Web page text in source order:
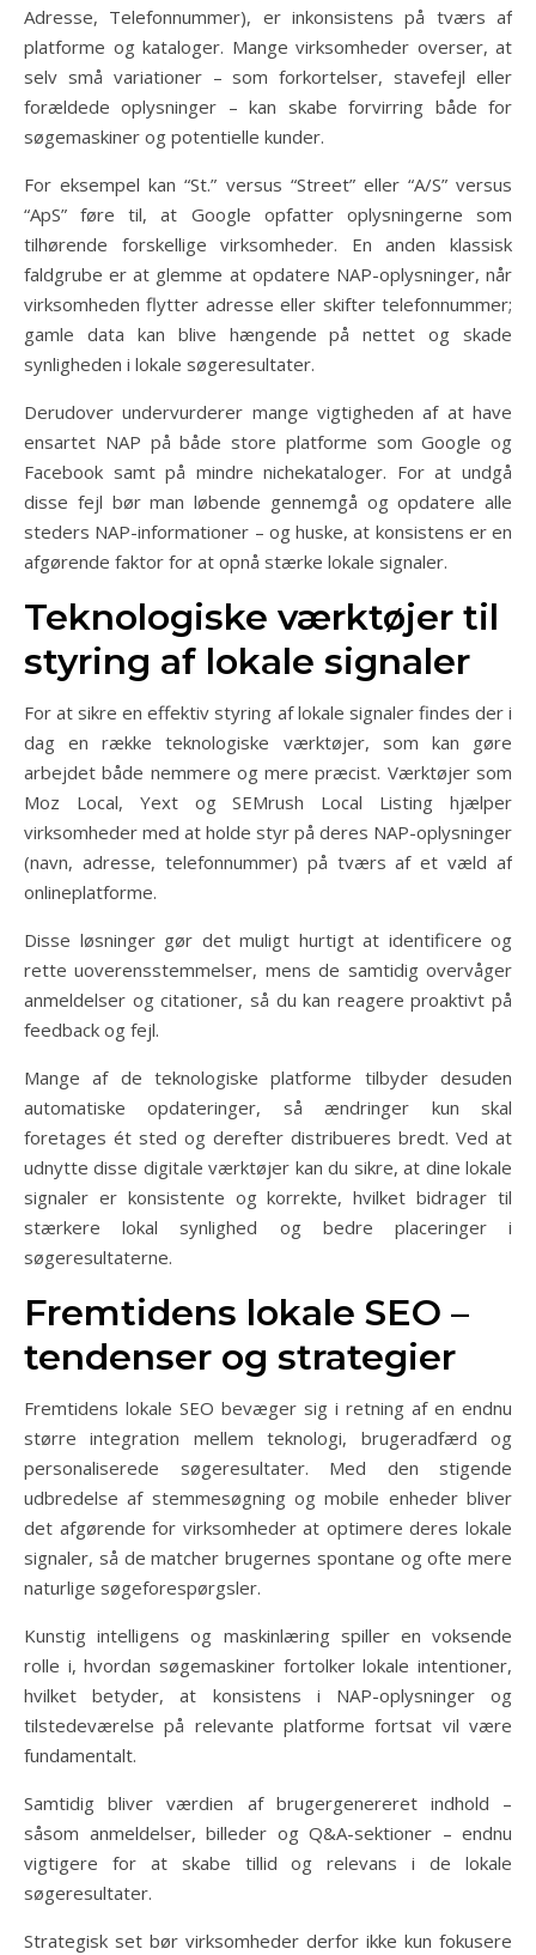
Adresse, Telefonnummer), er inkonsistens på tværs af
platforme og kataloger. Mange virksomheder overser, at
selv små variationer – som forkortelser, stavefejl eller
forældede oplysninger – kan skabe forvirring både for
søgemaskiner og potentielle kunder.
For eksempel kan “St.” versus “Street” eller “A/S” versus
“ApS” føre til, at Google opfatter oplysningerne som
tilhørende forskellige virksomheder. En anden klassisk
faldgrube er at glemme at opdatere NAP-oplysninger, når
virksomheden flytter adresse eller skifter telefonnummer;
gamle data kan blive hængende på nettet og skade
synligheden i lokale søgeresultater.
Derudover undervurderer mange vigtigheden af at have
ensartet NAP på både store platforme som Google og
Facebook samt på mindre nichekataloger. For at undgå
disse fejl bør man løbende gennemgå og opdatere alle
steders NAP-informationer – og huske, at konsistens er en
afgørende faktor for at opnå stærke lokale signaler.
Teknologiske værktøjer til
styring af lokale signaler
For at sikre en effektiv styring af lokale signaler findes der i
dag en række teknologiske værktøjer, som kan gøre
arbejdet både nemmere og mere præcist. Værktøjer som
Moz Local, Yext og SEMrush Local Listing hjælper
virksomheder med at holde styr på deres NAP-oplysninger
(navn, adresse, telefonnummer) på tværs af et væld af
onlineplatforme.
Disse løsninger gør det muligt hurtigt at identificere og
rette uoverensstemmelser, mens de samtidig overvåger
anmeldelser og citationer, så du kan reagere proaktivt på
feedback og fejl.
Mange af de teknologiske platforme tilbyder desuden
automatiske opdateringer, så ændringer kun skal
foretages ét sted og derefter distribueres bredt. Ved at
udnytte disse digitale værktøjer kan du sikre, at dine lokale
signaler er konsistente og korrekte, hvilket bidrager til
stærkere lokal synlighed og bedre placeringer i
søgeresultaterne.
Fremtidens lokale SEO –
tendenser og strategier
Fremtidens lokale SEO bevæger sig i retning af en endnu
større integration mellem teknologi, brugeradfærd og
personaliserede søgeresultater. Med den stigende
udbredelse af stemmesøgning og mobile enheder bliver
det afgørende for virksomheder at optimere deres lokale
signaler, så de matcher brugernes spontane og ofte mere
naturlige søgeforespørgsler.
Kunstig intelligens og maskinlæring spiller en voksende
rolle i, hvordan søgemaskiner fortolker lokale intentioner,
hvilket betyder, at konsistens i NAP-oplysninger og
tilstedeværelse på relevante platforme fortsat vil være
fundamentalt.
Samtidig bliver værdien af brugergenereret indhold –
såsom anmeldelser, billeder og Q&A-sektioner – endnu
vigtigere for at skabe tillid og relevans i de lokale
søgeresultater.
Strategisk set bør virksomheder derfor ikke kun fokusere